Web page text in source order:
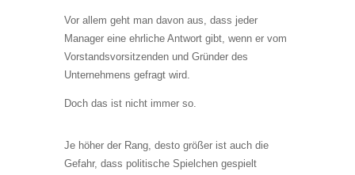
Vor allem geht man davon aus, dass jeder
Manager eine ehrliche Antwort gibt, wenn er vom
Vorstandsvorsitzenden und Gründer des
Unternehmens gefragt wird.
Doch das ist nicht immer so.
Je höher der Rang, desto größer ist auch die
Gefahr, dass politische Spielchen gespielt